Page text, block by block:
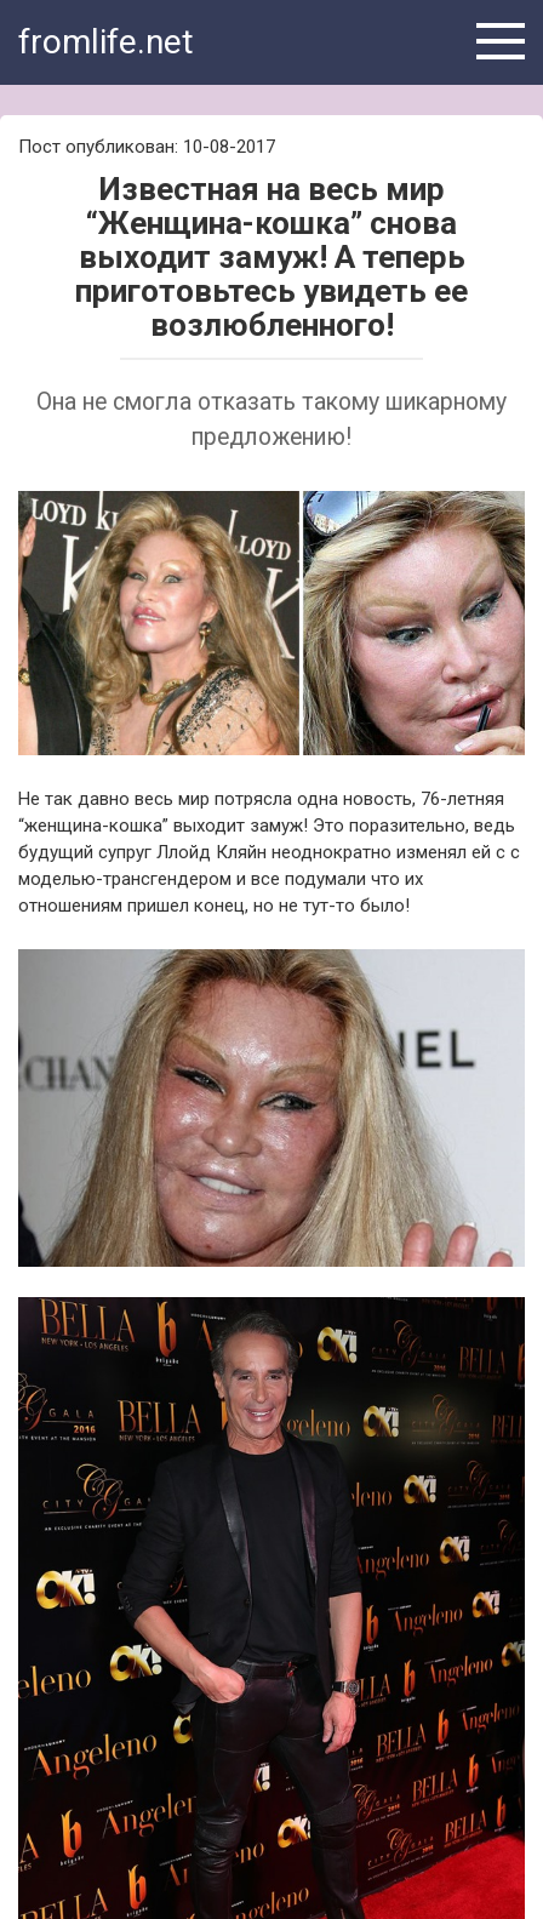
fromlife.net
Пост опубликован: 10-08-2017
Известная на весь мир
“Женщина-кошка” снова
выходит замуж! А теперь
приготовьтесь увидеть ее
возлюбленного!
Она не смогла отказать такому шикарному
предложению!
Не так давно весь мир потрясла одна новость, 76-летняя
“женщина-кошка” выходит замуж! Это поразительно, ведь
будущий супруг Ллойд Кляйн неоднократно изменял ей с с
моделью-трансгендером и все подумали что их
отношениям пришел конец, но не тут-то было!